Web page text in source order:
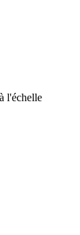
l'échelle